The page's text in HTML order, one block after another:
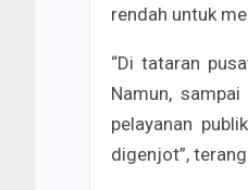
rendah untuk
“Di tataran
Namun,
pelayanan
digenjot”,